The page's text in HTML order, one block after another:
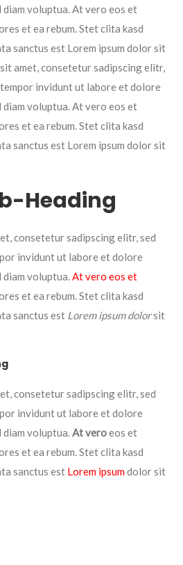
diam voluptua. At vero eos et
et ea rebum. Stet clita kasd
sanctus est Lorem ipsum dolor sit
amet, consetetur sadipscing elitr,
invidunt ut labore et dolore
diam voluptua. At vero eos et
et ea rebum. Stet clita kasd
sanctus est Lorem ipsum dolor sit
Heading
consetetur sadipscing elitr, sed
invidunt ut labore et dolore
diam voluptua.At vero eos et
et ea rebum. Stet clita kasd
sanctus est Lorem ipsum dolorsit
consetetur sadipscing elitr, sed
invidunt ut labore et dolore
diam voluptua.At veroeos et
et ea rebum. Stet clita kasd
sanctus est Lorem ipsumdolor sit